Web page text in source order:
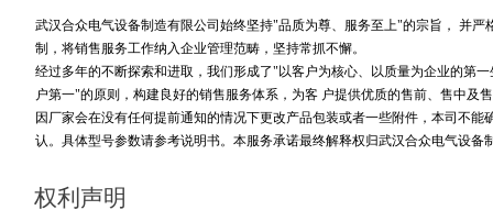
武汉合众电气设备制造有限公司始终坚持"品质为尊、服务至上"的宗旨， 并
制，将销售服务工作纳入企业管理范畴，坚持常抓不懈。
经过多年的不断探索和进取，我们形成了"以客户为核心、以质量为企业的第
户第一"的原则，构建良好的销售服务体系，为客 户提供优质的售前、售中及
因厂家会在没有任何提前通知的情况下更改产品包装或者一些附件，本司不
认。具体型号参数请参考说明书。本服务承诺最终解释权归武汉合众电气设备
权利声明